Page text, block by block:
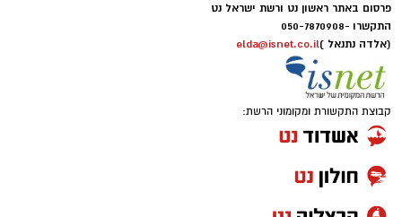
פרסום באתר ראשון נט ורשת ישראל נט
התקשרו -050-7870908
(אלדה נתנאל )elda@isnet.co.il
קבוצת התקשורת ומקומוני הרשת: